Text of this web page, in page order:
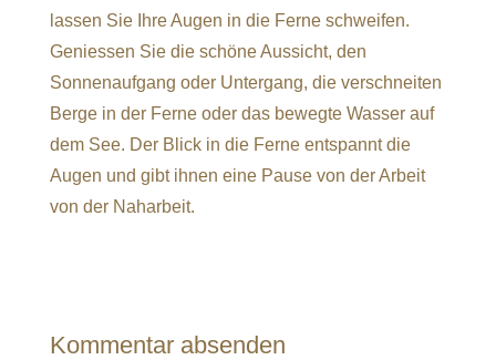
lassen Sie Ihre Augen in die Ferne schweifen.
Geniessen Sie die schöne Aussicht, den
Sonnenaufgang oder Untergang, die verschneiten
Berge in der Ferne oder das bewegte Wasser auf
dem See. Der Blick in die Ferne entspannt die
Augen und gibt ihnen eine Pause von der Arbeit
von der Naharbeit.
Kommentar absenden